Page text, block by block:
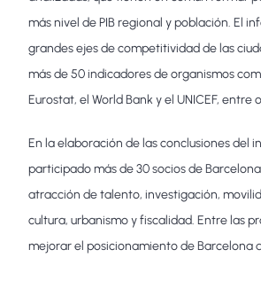
más nivel de PIB regional y población. El
grandes ejes de competitividad de las
más de 50 indicadores de organismos
Eurostat, el World Bank y el UNICEF, entre
En la elaboración de las conclusiones del
participado más de 30 socios de
atracción de talento, investigación,
cultura, urbanismo y fiscalidad. Entre las
mejorar el posicionamiento de Barcelona